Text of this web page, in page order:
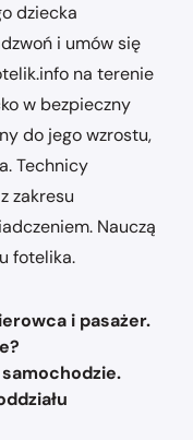
dziecka
i umów się
na terenie
w bezpieczny
do jego wzrostu,
Technicy
zakresu
Nauczą
fotelika.
i pasażer.